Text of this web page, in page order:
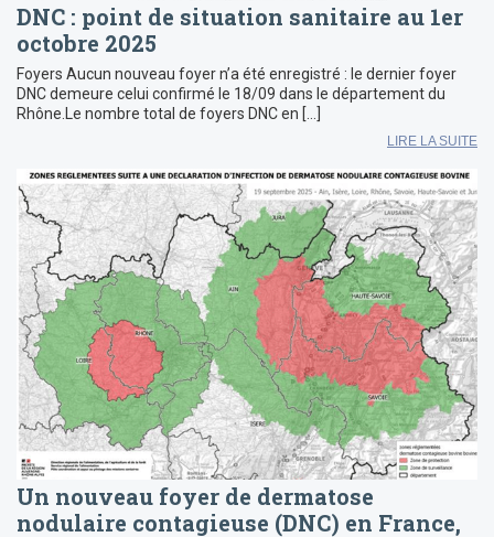
DNC : point de situation sanitaire au 1er
octobre 2025
Foyers Aucun nouveau foyer n’a été enregistré : le dernier foyer
DNC demeure celui confirmé le 18/09 dans le département du
Rhône.Le nombre total de foyers DNC en […]
LIRE LA SUITE
Un nouveau foyer de dermatose
nodulaire contagieuse (DNC) en France,